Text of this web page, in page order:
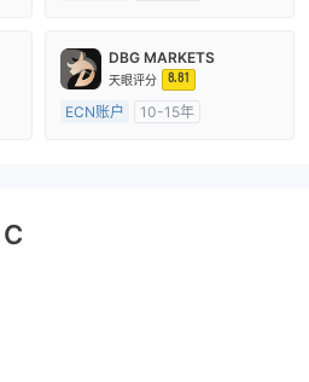
主标MT4
DBG MARKETS
天眼评分 8.81
ECN账户
10-15年
C